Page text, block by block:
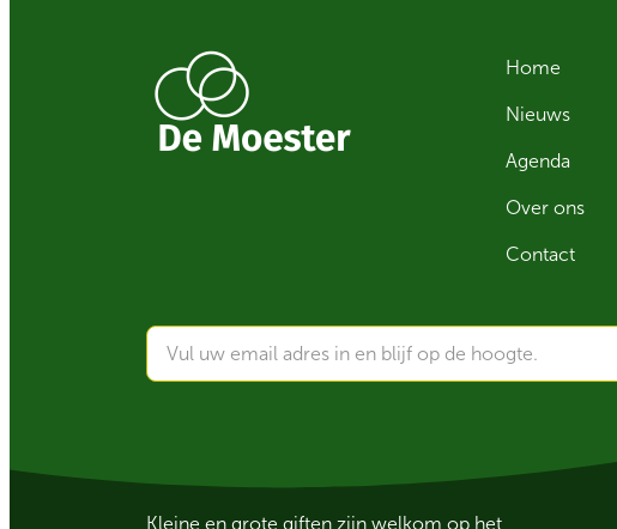
Home
Nieuws
Agenda
Over ons
Contact
Kleine en grote giften zijn welkom op het